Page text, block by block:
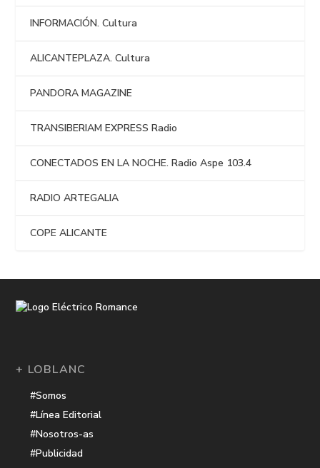
INFORMACIÓN. Cultura
ALICANTEPLAZA. Cultura
PANDORA MAGAZINE
TRANSIBERIAM EXPRESS Radio
CONECTADOS EN LA NOCHE. Radio Aspe 103.4
RADIO ARTEGALIA
COPE ALICANTE
+ LOBLANC
#Somos
#Línea Editorial
#Nosotros-as
#Publicidad